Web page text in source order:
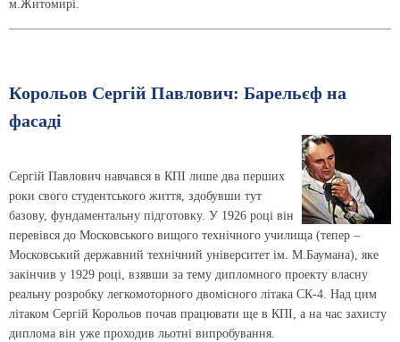
м.Житомирі.
Корольов Сергій Павлович: Барельєф на
фасаді
Сергій Павлович навчався в КПІ лише два перших
роки свого студентського життя, здобувши тут
базову, фундаментальну підготовку. У 1926 році він
перевівся до Московського вищого технічного училища (тепер –
Московський державний технічний університет ім. М.Баумана), яке
закінчив у 1929 році, взявши за тему дипломного проекту власну
реальну розробку легкомоторного двомісного літака СК-4. Над цим
літаком Сергій Корольов почав працювати ще в КПІ, а на час захисту
диплома він уже проходив льотні випробування.